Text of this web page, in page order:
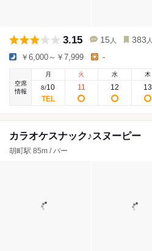
3.15 15 人 383 人
￥6,000～￥7,999 -
空席
情報
月
8/10
火
11
水
12
木
13
カラオケスナック♪スヌーピー
胡町駅 85m / バー